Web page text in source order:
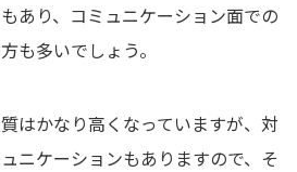
あり、コミュニケーション面での
も多いでしょう。
はかなり高くなっていますが、対
ニケーションもありますので、そ